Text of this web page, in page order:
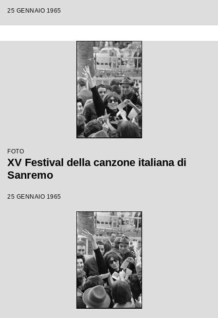
25 GENNAIO 1965
FOTO
XV Festival della canzone italiana di
Sanremo
25 GENNAIO 1965